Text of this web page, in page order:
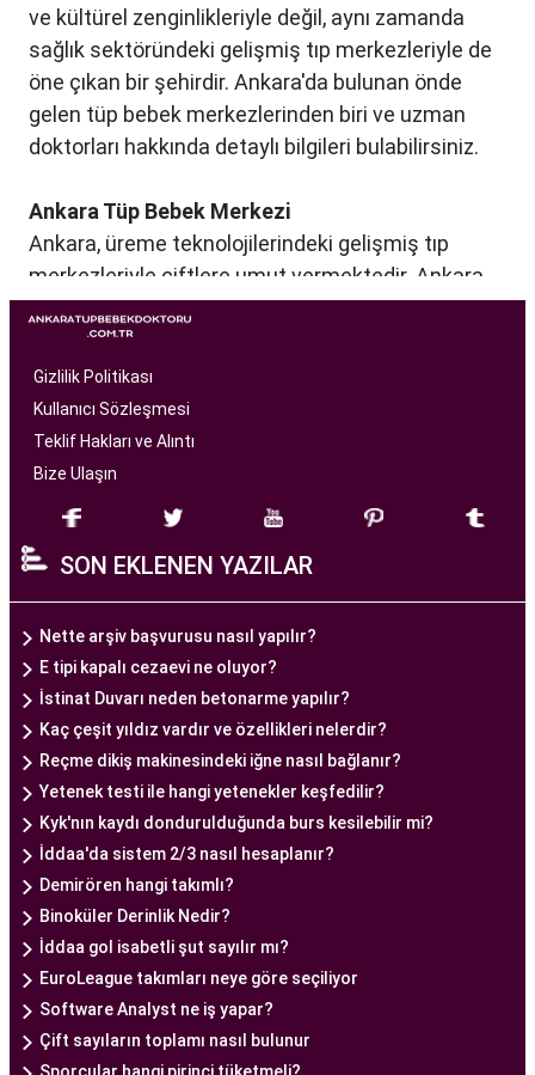
ve kültürel zenginlikleriyle değil, aynı zamanda
sağlık sektöründeki gelişmiş tıp merkezleriyle de
öne çıkan bir şehirdir. Ankara'da bulunan önde
gelen tüp bebek merkezlerinden biri ve uzman
doktorları hakkında detaylı bilgileri bulabilirsiniz.
Ankara Tüp Bebek Merkezi
Ankara, üreme teknolojilerindeki gelişmiş tıp
merkezleriyle çiftlere umut vermektedir. Ankara
Tüp Bebek Merkezi, kısırlık sorunu yaşayan
çiftlere profesyonel ve bireysel bir yaklaşımla
hizmet sunan bir sağlık kuruluşudur. Modern
tıbbın son teknolojilerini kullanarak, çiftlere
başarılı tüp bebek tedavileri sunmayı amaçlar.
bir ekip tarafından yönetilmektedir. Burada görev
alan tıp profesyonelleri, çiftlere kişiselleştirilmiş
tedavi planları sunarak, her çiftin özel durumunu
dikkate alır. Ayrıca, merkezde kullanılan teknoloji
ve ekipmanlar, tedavi sürecini daha etkili ve
güvenli hale getirir.
Ankara Tüp Bebek Merkezi, hasta odaklı hizmet
anlayışı ve etik prensipler çerçevesinde, çiftlere
sağlıklı bir gebelik yaşama şansı tanıyan kapsamlı
bir tüp bebek hizmeti sunar.
Ankara Tüp Bebek Doktoru
Tüp bebek tedavisi, uzman bir ekibin liderliğinde
ve deneyimli bir doktorun rehberliğinde
yürütülmesi gereken bir süreçtir. Ankara Tüp
Bebek Merkezi'nde görev alan uzman tüp bebek
doktoru, çiftlere kapsamlı bir yaklaşımla tedavi
Gizlilik Politikası
Kullanıcı Sözleşmesi
Teklif Hakları ve Alıntı
Bize Ulaşın
SON EKLENEN YAZILAR
Nette arşiv başvurusu nasıl yapılır?
E tipi kapalı cezaevi ne oluyor?
İstinat Duvarı neden betonarme yapılır?
Kaç çeşit yıldız vardır ve özellikleri nelerdir?
Reçme dikiş makinesindeki iğne nasıl bağlanır?
Yetenek testi ile hangi yetenekler keşfedilir?
Kyk'nın kaydı dondurulduğunda burs kesilebilir mi?
İddaa'da sistem 2/3 nasıl hesaplanır?
Demirören hangi takımlı?
Binoküler Derinlik Nedir?
İddaa gol isabetli şut sayılır mı?
EuroLeague takımları neye göre seçiliyor
Software Analyst ne iş yapar?
Çift sayıların toplamı nasıl bulunur